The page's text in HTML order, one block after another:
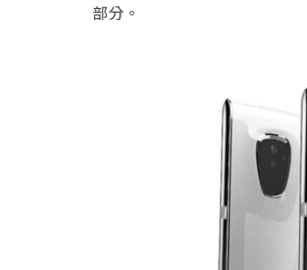
部分。